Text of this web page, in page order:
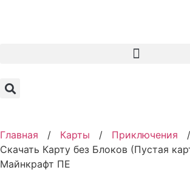
Главная / Карты / Приключения
/
Скачать Карту без Блоков (Пустая
Майнкрафт ПЕ